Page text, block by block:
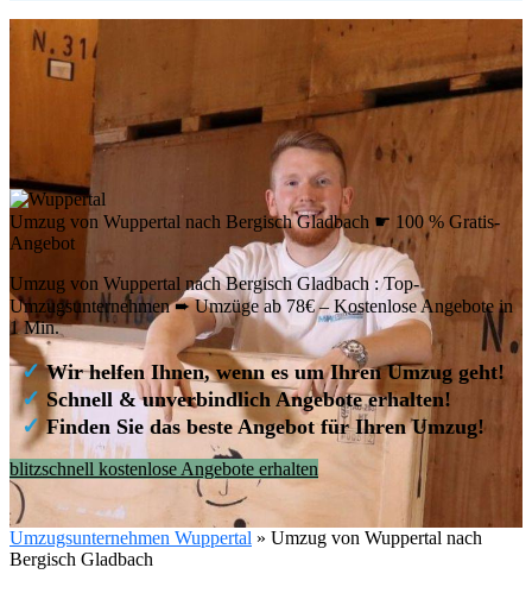
Umzug von Wuppertal nach Bergisch Gladbach ☛ 100 % Gratis-
Angebot
Umzug von Wuppertal nach Bergisch Gladbach : Top-
Umzugsunternehmen ➨ Umzüge ab 78€ – Kostenlose Angebote in
1 Min.
✓Wir helfen Ihnen, wenn es um Ihren Umzug geht!
✓ Schnell & unverbindlich Angebote erhalten!
✓Finden Sie das beste Angebot für Ihren Umzug!
blitzschnell kostenlose Angebote erhalten
Umzugsunternehmen Wuppertal » Umzug von Wuppertal nach
Bergisch Gladbach